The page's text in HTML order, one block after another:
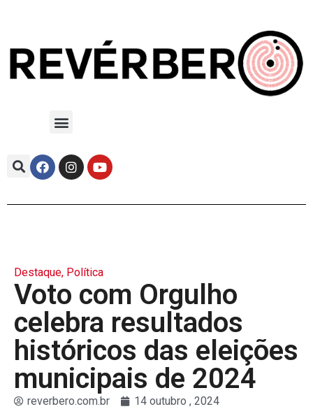
Destaque, Política
Voto com Orgulho
celebra resultados
históricos das eleições
municipais de 2024
reverbero.com.br
14 outubro , 2024